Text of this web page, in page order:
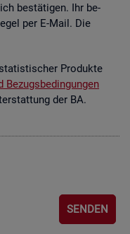
be­stä­ti­gen. Ihr be­
per E-Mail. Die
Pro­duk­te
Be­zugs­be­din­gun­gen
der BA.